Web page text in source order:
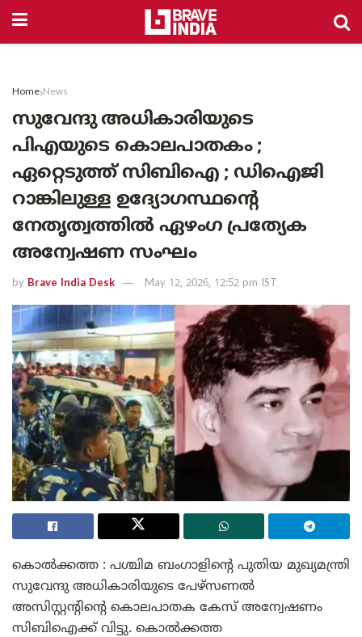
Home News
സുവേന്ദു അധികാരിയുടെ
പിഎയുടെ കൊലപാതകം ;
ഏറ്റെടുത്ത് സിബിഐ ; ഡിഐജി
റാങ്കിലുള്ള ഉദ്യോഗസ്ഥൻ്റെ
നേതൃത്വത്തിൽ ഏഴംഗ പ്രത്യേക
അന്വേഷണ സംഘം
by Brave India Desk May 12, 2026, 12:52 pm IST
കൊൽക്കത്ത : പശ്ചിമ ബംഗാളിന്റെ പുതിയ മുഖ്യമന്ത്രി
സുവേന്ദു അധികാരിയുടെ പേഴ്സണൽ
അസിസ്റ്റൻ്റിൻ്റെ കൊലപാതക കേസ് അന്വേഷണം
സിബിഐക്ക് വിട്ടു. കൊൽക്കത്ത